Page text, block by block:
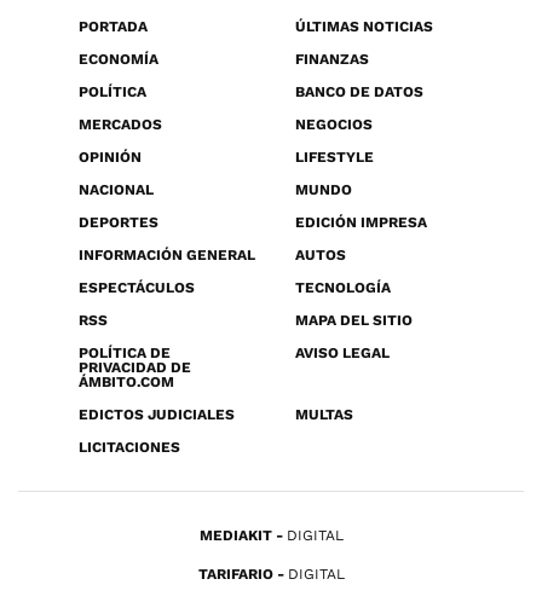
PORTADA
ÚLTIMAS NOTICIAS
ECONOMÍA
FINANZAS
POLÍTICA
BANCO DE DATOS
MERCADOS
NEGOCIOS
OPINIÓN
LIFESTYLE
NACIONAL
MUNDO
DEPORTES
EDICIÓN IMPRESA
INFORMACIÓN GENERAL
AUTOS
ESPECTÁCULOS
TECNOLOGÍA
RSS
MAPA DEL SITIO
POLÍTICA DE
PRIVACIDAD DE
ÁMBITO.COM
AVISO LEGAL
EDICTOS JUDICIALES
MULTAS
LICITACIONES
MEDIAKIT DIGITAL
TARIFARIO DIGITAL